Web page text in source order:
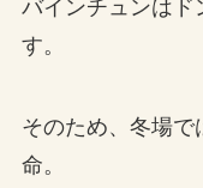
バインチュンはド
す。
そのため、冬場で
命。